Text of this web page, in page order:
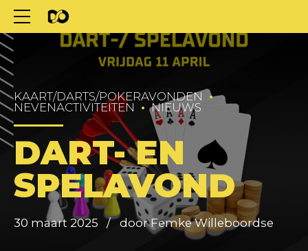
KAART/DARTS/POKERAVONDEN
NEVENACTIVITEITEN
NIEUWS
DART- EN
SPELAVOND
30 maart 2025 door Femke Willeboordse